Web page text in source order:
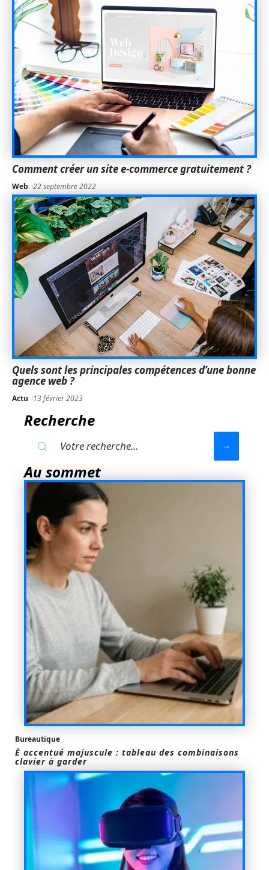
Comment créer un site e-commerce gratuitement ?
Web 22 septembre 2022
Quels sont les principales compétences d’une bonne
agence web ?
Actu 13 février 2023
Recherche
Au sommet
Bureautique
È accentué majuscule : tableau des combinaisons
clavier à garder